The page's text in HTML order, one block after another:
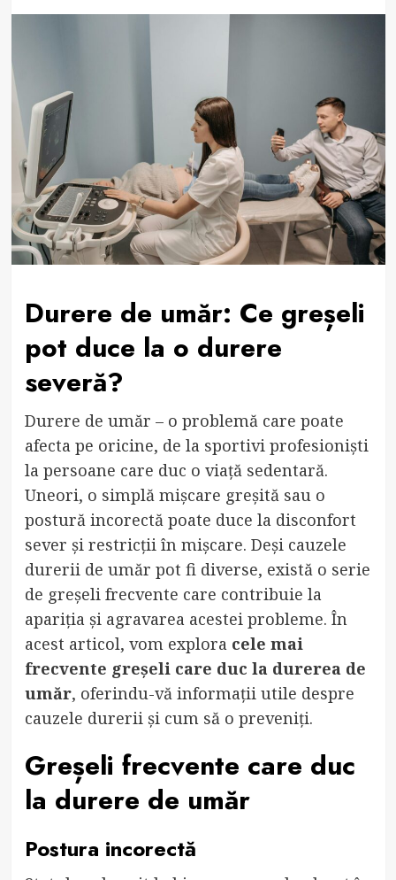
Durere de umăr: Ce greșeli
pot duce la o durere
severă?
Durere de umăr – o problemă care poate
afecta pe oricine, de la sportivi profesioniști
la persoane care duc o viață sedentară.
Uneori, o simplă mișcare greșită sau o
postură incorectă poate duce la disconfort
sever și restricții în mișcare. Deși cauzele
durerii de umăr pot fi diverse, există o serie
de greșeli frecvente care contribuie la
apariția și agravarea acestei probleme. În
acest articol, vom explora cele mai
frecvente greșeli care duc la durerea de
umăr, oferindu-vă informații utile despre
cauzele durerii și cum să o preveniți.
Greșeli frecvente care duc
la durere de umăr
Postura incorectă